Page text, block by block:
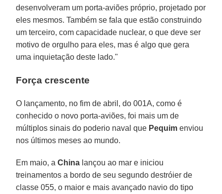
desenvolveram um porta-aviões próprio, projetado por
eles mesmos. Também se fala que estão construindo
um terceiro, com capacidade nuclear, o que deve ser
motivo de orgulho para eles, mas é algo que gera
uma inquietação deste lado."
Força crescente
O lançamento, no fim de abril, do 001A, como é
conhecido o novo porta-aviões, foi mais um de
múltiplos sinais do poderio naval que Pequim enviou
nos últimos meses ao mundo.
Em maio, aChina lançou ao mar e iniciou
treinamentos a bordo de seu segundo destróier de
classe 055, o maior e mais avançado navio do tipo